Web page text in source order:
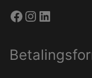
Facebook
Instagram
LinkedIn